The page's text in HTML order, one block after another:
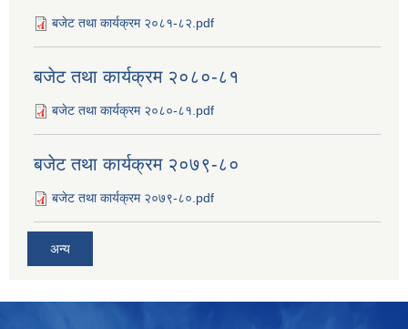
बजेट तथा कार्यक्रम २०८१-८२.pdf
बजेट तथा कार्यक्रम २०८०-८१
बजेट तथा कार्यक्रम २०८०-८१.pdf
बजेट तथा कार्यक्रम २०७९-८०
बजेट तथा कार्यक्रम २०७९-८०.pdf
अन्य